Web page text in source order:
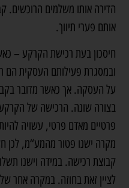
הדירה אותו משלמים הרוכשים.
אותם פערי תיווך.
חיסכון בעת רכישת הקרקע –
ובמסגרת פעילותם העסקית
על העסקה. אך כאשר מדובר
בצורה שונה. הרכישה של
פרטיים מאדם פרטי, עשויה
מקרה ישנו פטור מהמע“מ, לכן
קבוצת רכישה. במידה וישנו
לציין זאת בחוזה. במקרה אחר